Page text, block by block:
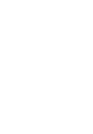
als Ansprechpartner
kennen die Tücken
es bei der
greifen wir auf
migrieren Ihre alte
helfen bei der